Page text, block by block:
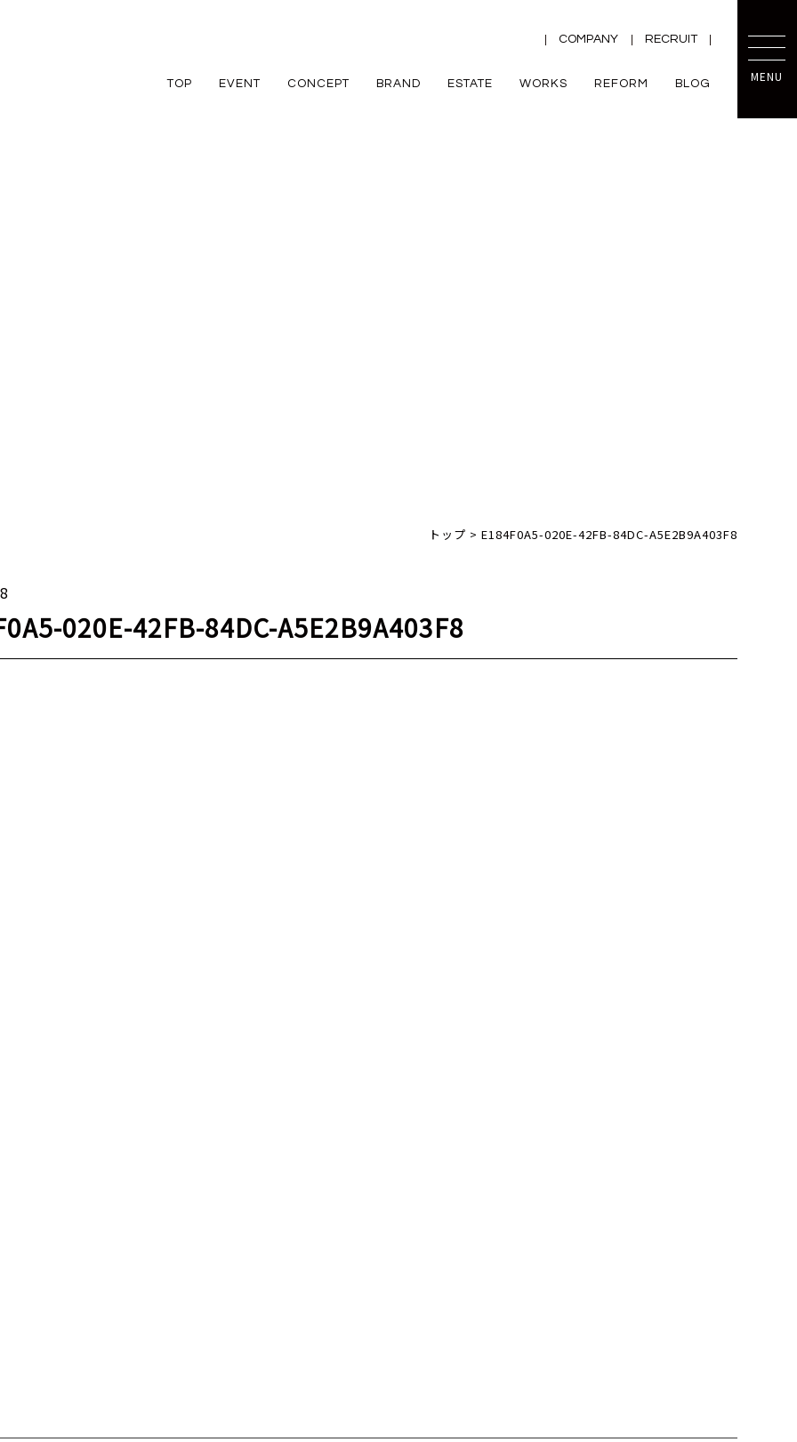
MENU
COMPANY RECRUIT
TOP EVENT CONCEPT BRAND ESTATE WORKS REFORM BLOG
トップ > E184F0A5-020E-42FB-84DC-A5E2B9A403F8
020E-42FB-84DC-A5E2B9A403F8